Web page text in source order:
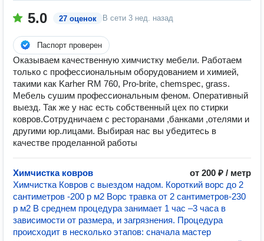
5.0 27 оценок В сети 3 нед. назад
Паспорт проверен
Оказываем качественную химчистку мебели. Работаем
только с профессиональным оборудованием и химией,
такими как Karher RM 760, Pro-brite, chemspec, grass.
Мебель сушим профессиональным феном. Оперативный
выезд. Так же у нас есть собственный цех по стирки
ковров.Сотрудничаем с ресторанами ,банками ,отелями и
другими юр.лицами. Выбирая нас вы убедитесь в
качестве проделанной работы
Химчистка ковров
от 200 ₽ / метр
Химчистка Ковров с выездом надом. Короткий ворс до 2
сантиметров -200 р м2 Ворс травка от 2 сантиметров-230
р м2 В среднем процедура занимает 1 час –3 часа в
зависимости от размера, и загрязнения. Процедура
происходит в несколько этапов: сначала мастер